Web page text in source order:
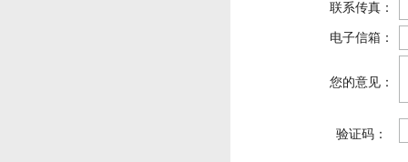
联系传真：
电子信箱：
您的意见：
验证码：